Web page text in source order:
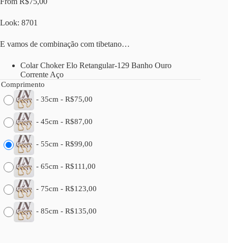
Look: 8701
E vamos de combinação com tibetano…
Colar Choker Elo Retangular-129 Banho Ouro
Corrente Aço
Comprimento
- 35cm - R$75,00
- 45cm - R$87,00
- 55cm - R$99,00
- 65cm - R$111,00
- 75cm - R$123,00
- 85cm - R$135,00